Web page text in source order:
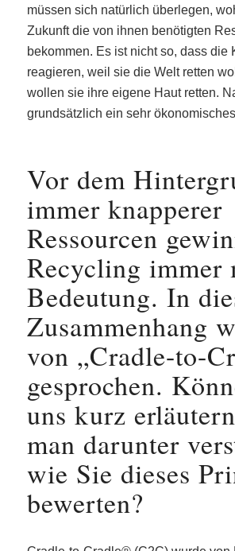
müssen sich natürlich überlegen,
Zukunft die von ihnen benötigten
bekommen. Es ist nicht so, dass die
reagieren, weil sie die Welt retten
wollen sie ihre eigene Haut retten.
grundsätzlich ein sehr
Vor dem
immer knapperer
Ressourcen
Recycling immer
Bedeutung. In
Zusammenhang
von „Cradle-to-
gesprochen.
uns kurz
man darunter
wie Sie dieses
bewerten?